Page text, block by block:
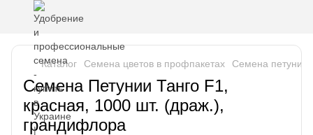
Каталог Семена цветов в профпакетах Семена
Семена Петунии Танго F1,
красная, 1000 шт. (драж.),
грандифлора